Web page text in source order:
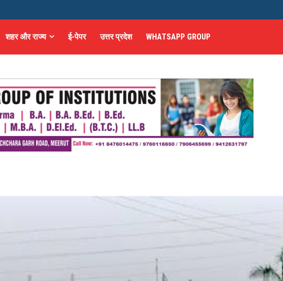
शहर और राज्य ई-पेपर उत्तर प्रदेश WHATSAPP GROUP